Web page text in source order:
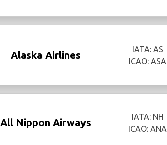
Alaska Airlines
IATA: AS
ICAO: ASA
All Nippon Airways
IATA: NH
ICAO: ANA